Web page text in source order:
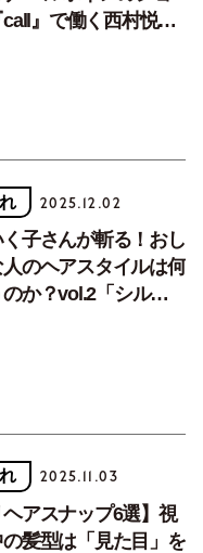
call』で働く西村悦子
2025.12.02
子さんが斬る！おし
人のヘアスタイルは何
か？vol.2「シルバ
2025.11.03
ヘアスナップ6選】視
髪型は「見た目」を